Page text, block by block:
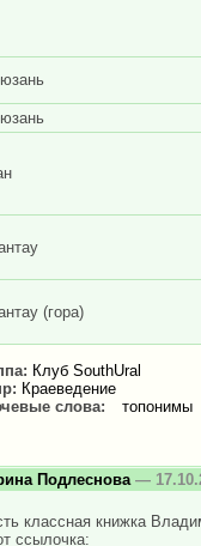
(гора)
Клуб SouthUral
Краеведение
слова:
топонимы
Подлеснова —
классная книжка
ссылочка: